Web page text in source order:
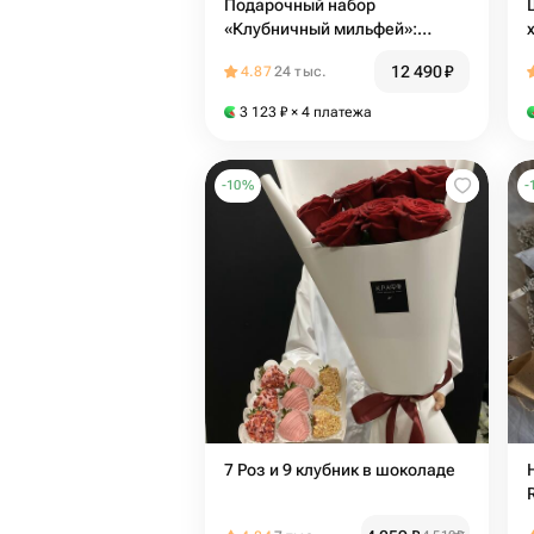
Подарочный набор
«Клубничный мильфей»:
арома диффузор и открытка
4.8724 тыс. 12 490₽
3 123 ₽ × 4 платежа
-10%
7 Роз и 9 клубник в шоколаде
-